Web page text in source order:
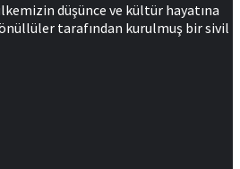
düşünce ve kültür hayatına
tarafından kurulmuş bir sivil